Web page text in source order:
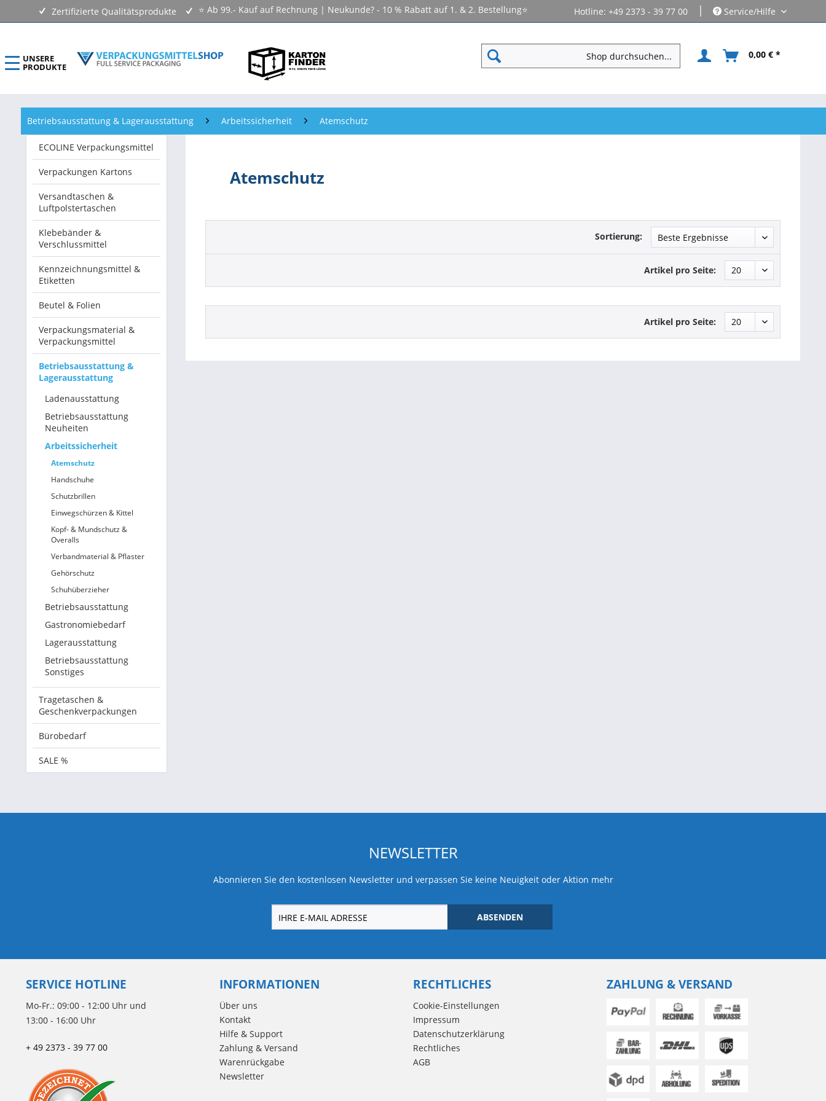
Zertifizierte Qualitätsprodukte ⭐ Ab 99.- Kauf auf Rechnung | Neukunde? - 10 % Rabatt auf 1. & 2. Bestellung⭐ Hotline: +49 2373 - 39 77 00 | Service/Hilfe
UNSERE
PRODUKTE
0,00 € *
ECOLINE Verpackungsmittel
Verpackungen Kartons
Versandtaschen & Luftpolstertaschen
Klebebänder & Verschlussmittel
Kennzeichnungsmittel & Etiketten
Beutel & Folien
Verpackungsmaterial & Verpackungsmittel
Betriebsausstattung & Lagerausstattung
Tragetaschen & Geschenkverpackungen
Bürobedarf
SALE %
Betriebsausstattung & Lagerausstattung Arbeitssicherheit Atemschutz
ECOLINE Verpackungsmittel
Verpackungen Kartons
Versandtaschen &
Luftpolstertaschen
Klebebänder &
Verschlussmittel
Kennzeichnungsmittel &
Etiketten
Beutel & Folien
Verpackungsmaterial &
Verpackungsmittel
Betriebsausstattung &
Lagerausstattung
Ladenausstattung
Betriebsausstattung
Neuheiten
Arbeitssicherheit
Atemschutz
Handschuhe
Schutzbrillen
Einwegschürzen & Kittel
Kopf- & Mundschutz &
Overalls
Verbandmaterial & Pflaster
Gehörschutz
Schuhüberzieher
Betriebsausstattung
Gastronomiebedarf
Lagerausstattung
Betriebsausstattung
Sonstiges
Tragetaschen &
Geschenkverpackungen
Bürobedarf
SALE %
Atemschutz
Sortierung:
Artikel pro Seite:
Artikel pro Seite:
NEWSLETTER
Abonnieren Sie den kostenlosen Newsletter und verpassen Sie keine Neuigkeit oder Aktion mehr
ABSENDEN
SERVICE HOTLINE
Mo-Fr.: 09:00 - 12:00 Uhr und
13:00 - 16:00 Uhr
+ 49 2373 - 39 77 00
INFORMATIONEN
Über uns
Kontakt
Hilfe & Support
Zahlung & Versand
Warenrückgabe
Newsletter
RECHTLICHES
Cookie-Einstellungen
Impressum
Datenschutzerklärung
Rechtliches
AGB
ZAHLUNG & VERSAND